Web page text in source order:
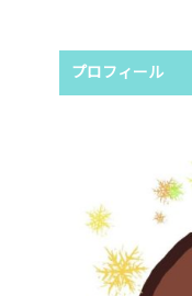
プロフィール